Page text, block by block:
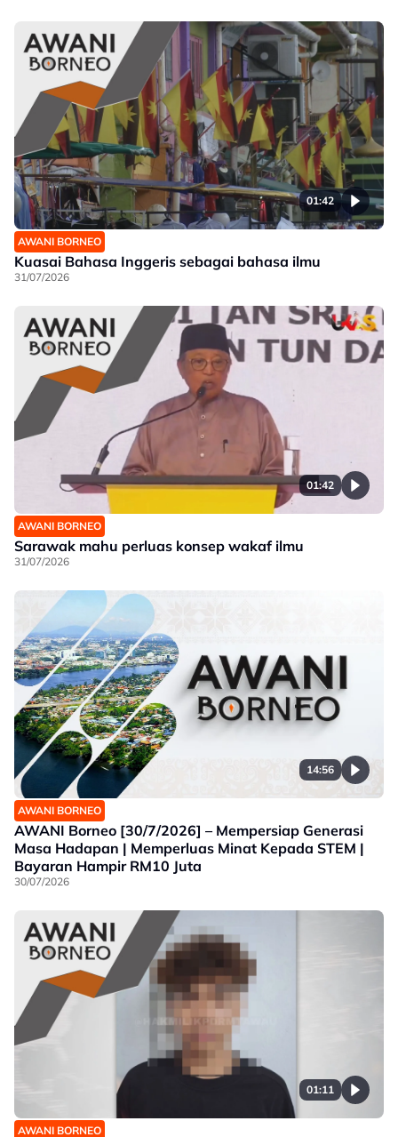
01:42
AWANI BORNEO
Kuasai Bahasa Inggeris sebagai bahasa ilmu
31/07/2026
01:42
AWANI BORNEO
Sarawak mahu perluas konsep wakaf ilmu
31/07/2026
14:56
AWANI BORNEO
AWANI Borneo [30/7/2026] – Mempersiap Generasi
Masa Hadapan | Memperluas Minat Kepada STEM |
Bayaran Hampir RM10 Juta
30/07/2026
01:11
AWANI BORNEO